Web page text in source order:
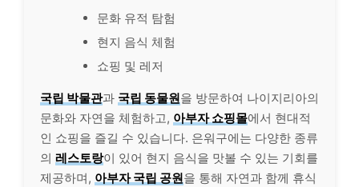
문화 유적 탐험
현지 음식 체험
쇼핑 및 레저
국립 박물관과 국립 동물원을 방문하여 나이지리아의
문화와 자연을 체험하고, 아부자 쇼핑몰에서 현대적
인 쇼핑을 즐길 수 있습니다. 은워구에는 다양한 종류
의 레스토랑이 있어 현지 음식을 맛볼 수 있는 기회를
제공하며, 아부자 국립 공원을 통해 자연과 함께 휴식